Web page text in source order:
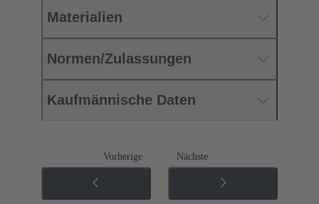
Materialien
Normen/Zulassungen
Kaufmännische Daten
Vorherige Nächste